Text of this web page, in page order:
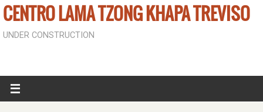
CENTRO LAMA TZONG KHAPA TREVISO
UNDER CONSTRUCTION